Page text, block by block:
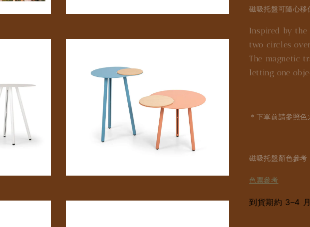
磁吸托盤可隨心移
Inspired by
two circles
The magnetic
letting one
＊下單前請參照色
磁吸托盤顏色參考
色票參考
到貨期約 3–4